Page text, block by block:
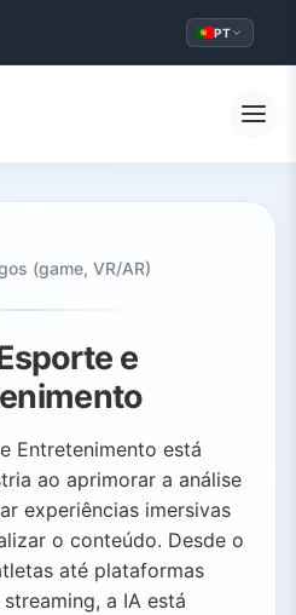
PT
(game, VR/AR)
e
Entretenimento está
ao aprimorar a análise
experiências imersivas
o conteúdo. Desde o
até plataformas
a IA está